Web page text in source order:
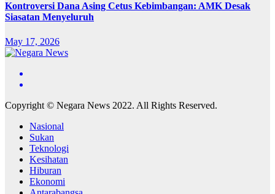
Kontroversi Dana Asing Cetus Kebimbangan: AMK Desak
Siasatan Menyeluruh
May 17, 2026
Copyright © Negara News 2022. All Rights Reserved.
Nasional
Sukan
Teknologi
Kesihatan
Hiburan
Ekonomi